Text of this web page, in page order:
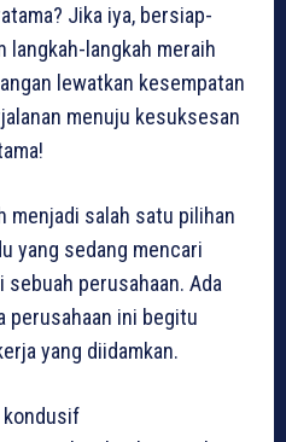
Jika iya, bersiap-
langkah-langkah meraih
lewatkan kesempatan
menuju kesuksesan
menjadi salah satu pilihan
yang sedang mencari
perusahaan. Ada
perusahaan ini begitu
yang diidamkan.
kondusif